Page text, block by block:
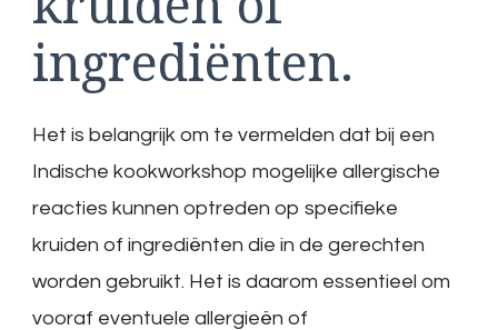
ingrediënten.
Het is belangrijk om te vermelden dat bij een
Indische kookworkshop mogelijke allergische
reacties kunnen optreden op specifieke
kruiden of ingrediënten die in de gerechten
worden gebruikt. Het is daarom essentieel om
vooraf eventuele allergieën of